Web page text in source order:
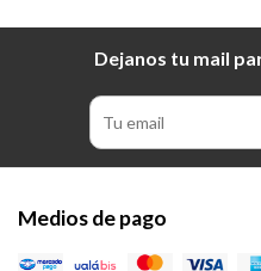
Dejanos tu mail
Medios de pago